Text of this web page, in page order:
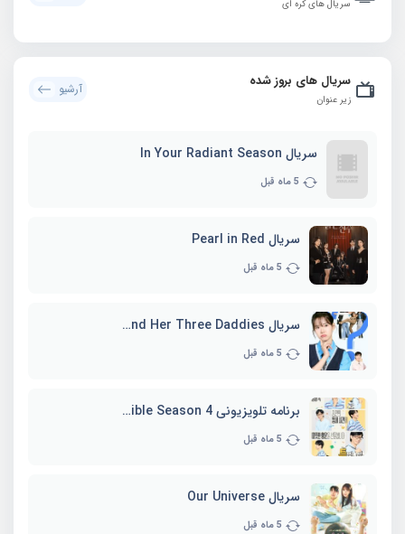
سریال های کره ای
سریال های بروز شده
زیر عنوان
آرشیو
سریال In Your Radiant Season
5 ماه قبل
سریال Pearl in Red
5 ماه قبل
سریال Marie and Her Three Daddies
5 ماه قبل
برنامه تلویزیونی Whenever Possible Season 4
5 ماه قبل
سریال Our Universe
5 ماه قبل